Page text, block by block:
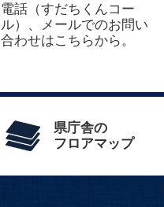
電話（すだちくんコー
ル）、メールでのお問い
合わせはこちらから。
県庁舎の
フロアマップ